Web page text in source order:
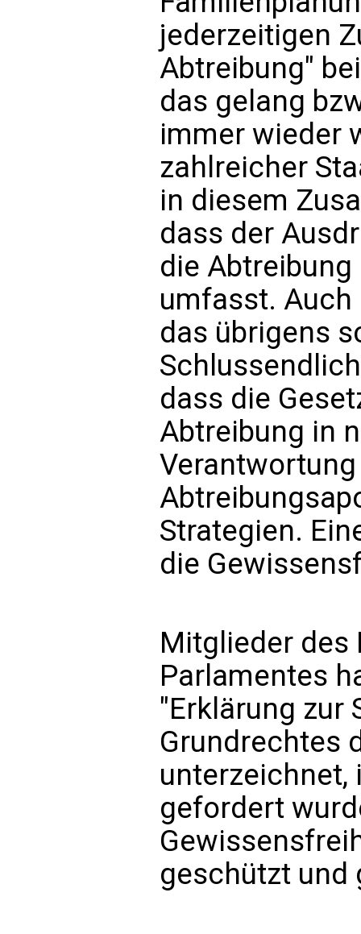
jederzeitigen
Abtreibung"
das gelang
immer wieder
zahlreicher
in diesem
dass der
die
umfasst. Auch
das übrigens
dass die
Abtreibung in
Strategien.
die
Mitglieder des
Parlamentes
"Erklärung zur
Grundrechtes
unterzeichnet,
gefordert
geschützt und